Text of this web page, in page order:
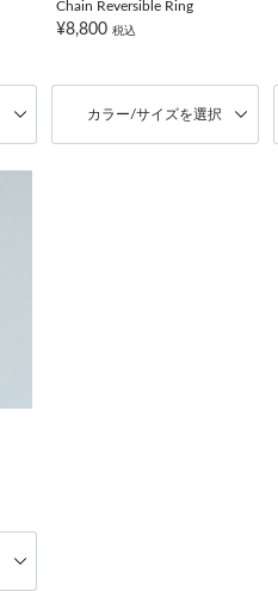
Chain Reversible Ring
¥8,800 税込
カラー/サイズを選択